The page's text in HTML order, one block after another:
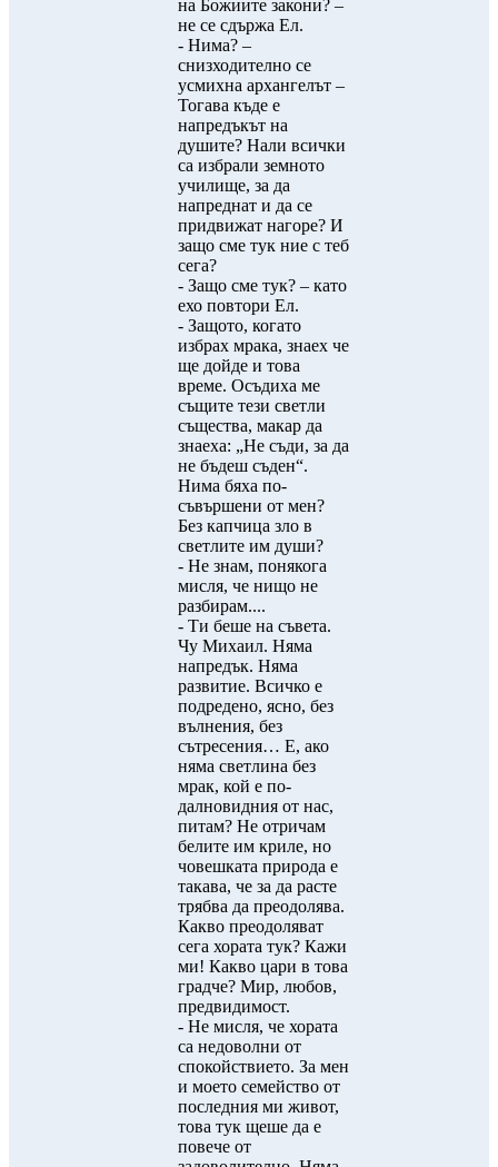
на Божиите закони? –
не се сдържа Ел.
- Нима? –
снизходително се
усмихна архангелът –
Тогава къде е
напредъкът на
душите? Нали всички
са избрали земното
училище, за да
напреднат и да се
придвижат нагоре? И
защо сме тук ние с теб
сега?
- Защо сме тук? – като
ехо повтори Ел.
- Защото, когато
избрах мрака, знаех че
ще дойде и това
време. Осъдиха ме
същите тези светли
същества, макар да
знаеха: „Не съди, за да
не бъдеш съден“.
Нима бяха по-
съвършени от мен?
Без капчица зло в
светлите им души?
- Не знам, понякога
мисля, че нищо не
разбирам....
- Ти беше на съвета.
Чу Михаил. Няма
напредък. Няма
развитие. Всичко е
подредено, ясно, без
вълнения, без
сътресения… Е, ако
няма светлина без
мрак, кой е по-
далновидния от нас,
питам? Не отричам
белите им криле, но
човешката природа е
такава, че за да расте
трябва да преодолява.
Какво преодоляват
сега хората тук? Кажи
ми! Какво цари в това
градче? Мир, любов,
предвидимост.
- Не мисля, че хората
са недоволни от
спокойствието. За мен
и моето семейство от
последния ми живот,
това тук щеше да е
повече от